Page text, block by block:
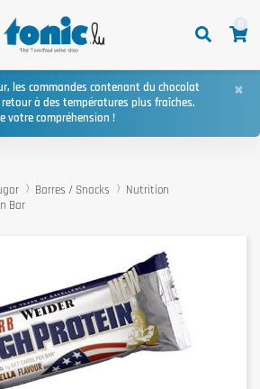
les commandes contenant du chocolat
à des températures plus fraîches.
votre compréhension !
×
Barres / Snacks
Nutrition
Bar